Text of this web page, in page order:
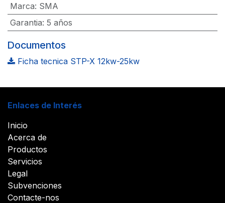
Marca: SMA
Garantia: 5 años
Documentos
Ficha tecnica STP-X 12kw-25kw
Enlaces de Interés
Inicio
Acerca de
Productos
Servicios
Legal
Subvenciones
Contacte-nos